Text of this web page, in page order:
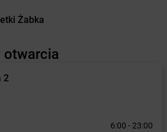
Żabka
otwarcia
2
6:00 - 23:00